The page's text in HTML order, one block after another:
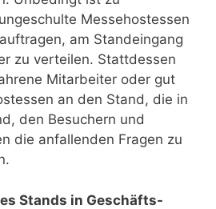
Messehostessen
am Standeingang
zu verteilen. Stattdessen
Mitarbeiter oder gut
an den Stand, die in
den Besuchern und
die anfallenden Fragen zu
Stands in Geschäfts-